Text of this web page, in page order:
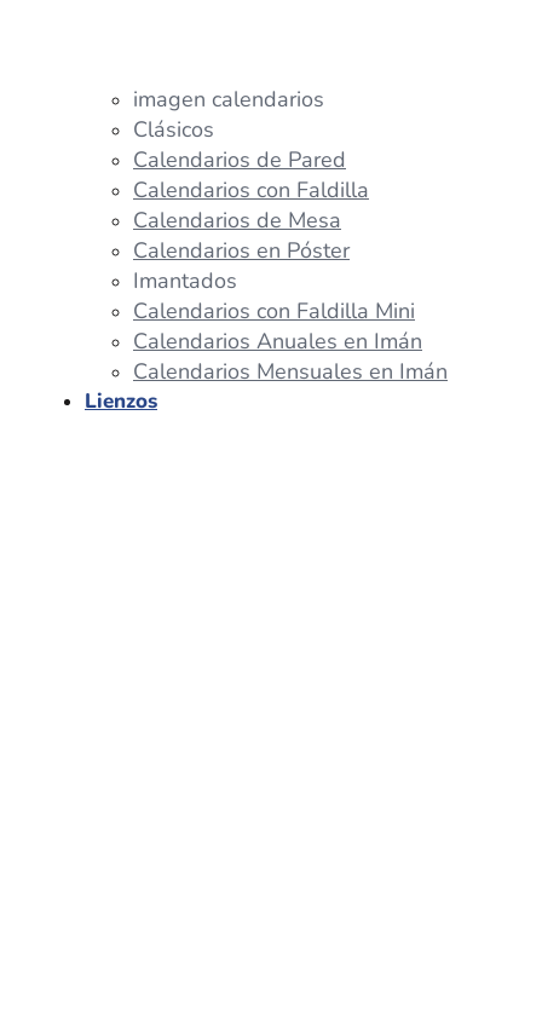
imagen calendarios
Clásicos
Calendarios de Pared
Calendarios con Faldilla
Calendarios de Mesa
Calendarios en Póster
Imantados
Calendarios con Faldilla Mini
Calendarios Anuales en Imán
Calendarios Mensuales en Imán
Lienzos